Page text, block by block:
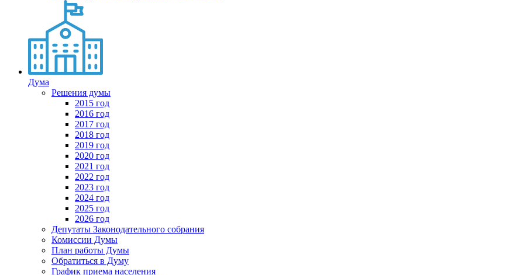
Дума
Решения думы
2015 год
2016 год
2017 год
2018 год
2019 год
2020 год
2021 год
2022 год
2023 год
2024 год
2025 год
2026 год
Депутаты Законодательного собрания
Комиссии Думы
План работы Думы
Обратиться в Думу
График приема населения